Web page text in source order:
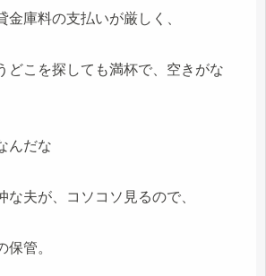
金庫料の支払いが厳しく、
どこを探しても満杯で、空きがな
んだな
な夫が、コソコソ見るので、
保管。